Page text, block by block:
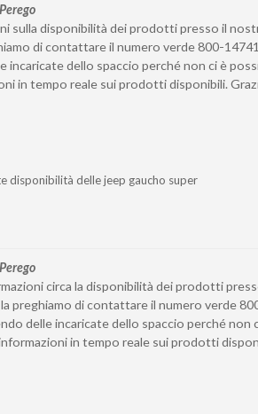
sulla disponibilità dei prodotti presso il
di contattare il numero verde 800-
incaricate dello spaccio perché non ci è
in tempo reale sui prodotti disponibili.
disponibilità delle jeep gaucho super
circa la disponibilità dei prodotti
preghiamo di contattare il numero verde
delle incaricate dello spaccio perché non
in tempo reale sui prodotti